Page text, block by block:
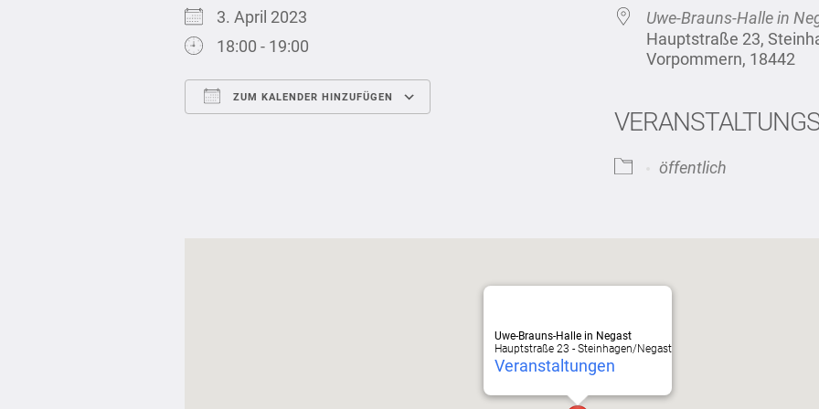
3. April 2023
18:00 - 19:00
ZUM KALENDER HINZUFÜGEN
iCalendar
Uwe-Brauns-Halle in
Hauptstraße 23,
Vorpommern, 18442
öffentlich
Uwe-Brauns-Halle in Negast
Hauptstraße 23 - Steinhagen/Negast
Veranstaltungen